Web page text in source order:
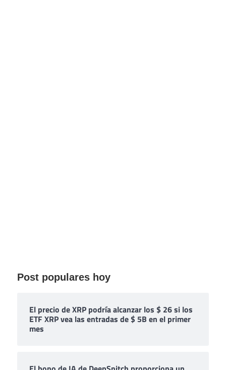
Post populares hoy
El precio de XRP podría alcanzar los $ 26 si los
ETF XRP vea las entradas de $ 5B en el primer
mes